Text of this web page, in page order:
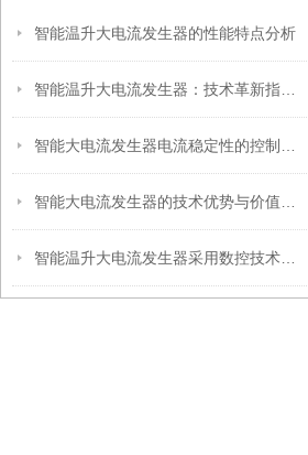
智能温升大电流发生器的性能特点分析